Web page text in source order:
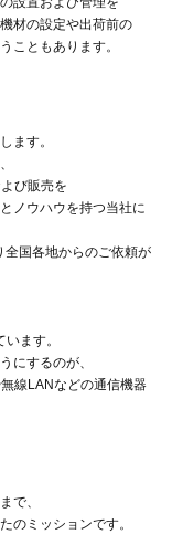
材の設定や出荷前の
こともあります。
ます。
び販売を
ノウハウを持つ当社に
全国各地からのご依頼が
ます。
にするのが、
線LANなどの通信機器
で、
のミッションです。